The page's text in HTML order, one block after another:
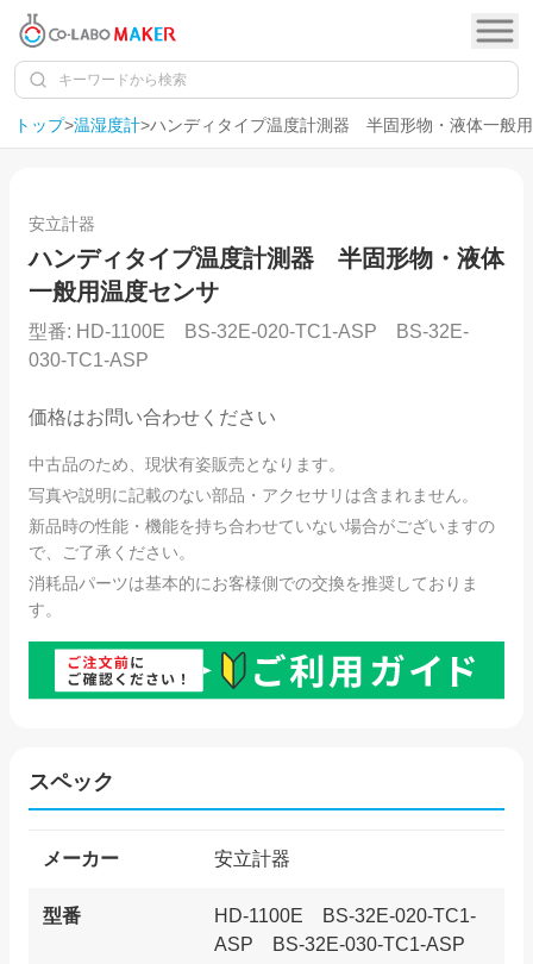
トップ>温湿度計>ハンディタイプ温度計測器 半固形物・液体一般
SOLD OUT
安立計器
ハンディタイプ温度計測器 半固形物・液体
一般用温度センサ
型番: HD-1100E BS-32E-020-TC1-ASP BS-32E-
030-TC1-ASP
価格はお問い合わせください
中古品のため、現状有姿販売となります。
写真や説明に記載のない部品・アクセサリは含まれません。
新品時の性能・機能を持ち合わせていない場合がございますの
で、ご了承ください。
消耗品パーツは基本的にお客様側での交換を推奨しておりま
す。
スペック
メーカー 安立計器
型番
HD-1100E BS-32E-020-TC1-
ASP BS-32E-030-TC1-ASP